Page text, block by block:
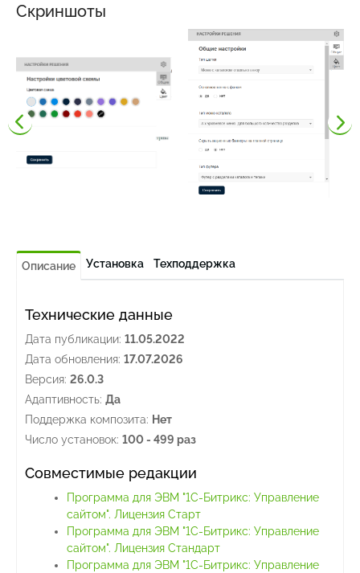
Скриншоты
Описание Установка Техподдержка
Технические данные
Дата публикации: 11.05.2022
Дата обновления: 17.07.2026
Версия: 26.0.3
Адаптивность: Да
Поддержка композита: Нет
Число установок: 100 - 499 раз
Совместимые редакции
Программа для ЭВМ "1С-Битрикс: Управление
сайтом". Лицензия Старт
Программа для ЭВМ "1С-Битрикс: Управление
сайтом". Лицензия Стандарт
Программа для ЭВМ "1С-Битрикс: Управление